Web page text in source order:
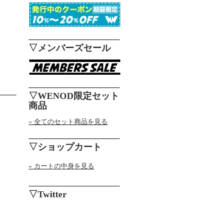
▽メンバーズセール
▽WENOD限定セット
商品
» 全てのセット商品を見る
▽ショップカート
» カートの中身を見る
▽Twitter